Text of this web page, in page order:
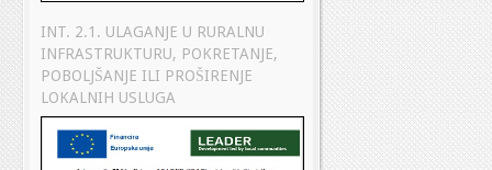
INT. 2.1. ULAGANJE U RURALNU
INFRASTRUKTURU, POKRETANJE,
POBOLJŠANJE ILI PROŠIRENJE
LOKALNIH USLUGA